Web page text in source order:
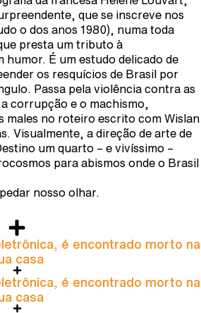
que se inscreve nos
o dos anos 1980), numa toda
presta um tributo à
humor. É um estudo delicado de
os resquícios de Brasil por
Passa pela violência contra as
corrupção e o machismo,
males no roteiro escrito com Wislan
Visualmente, a direção de arte de
um quarto – e vivíssimo –
para abismos onde o Brasil
nosso olhar.
é encontrado morto na
casa
é encontrado morto na
casa